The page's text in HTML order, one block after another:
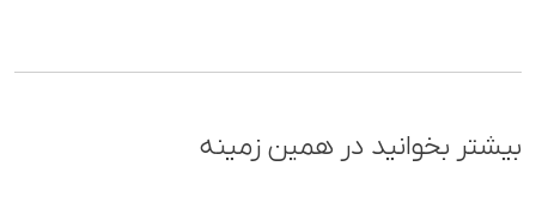
بیشتر بخوانید در همین زمینه